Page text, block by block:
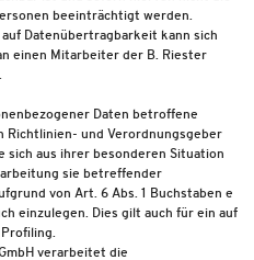
beeinträchtigt werden.
Datenübertragbarkeit kann sich
einen Mitarbeiter der B. Riester
Daten betroffene
Richtlinien- und Verordnungsgeber
sich aus ihrer besonderen Situation
sie betreffender
von Art. 6 Abs. 1 Buchstaben e
einzulegen. Dies gilt auch für ein auf
verarbeitet die